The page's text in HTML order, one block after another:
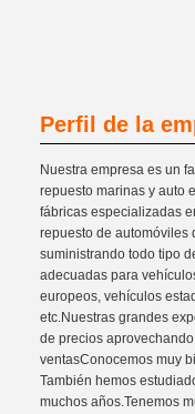
Perfil de la
Nuestra empresa es un
repuesto marinas y auto
fábricas especializadas
repuesto de automóviles
suministrando todo tipo
adecuadas para
europeos, vehículos
etc.Nuestras grandes
de precios
ventasConocemos muy
También hemos
muchos años.Tenemos